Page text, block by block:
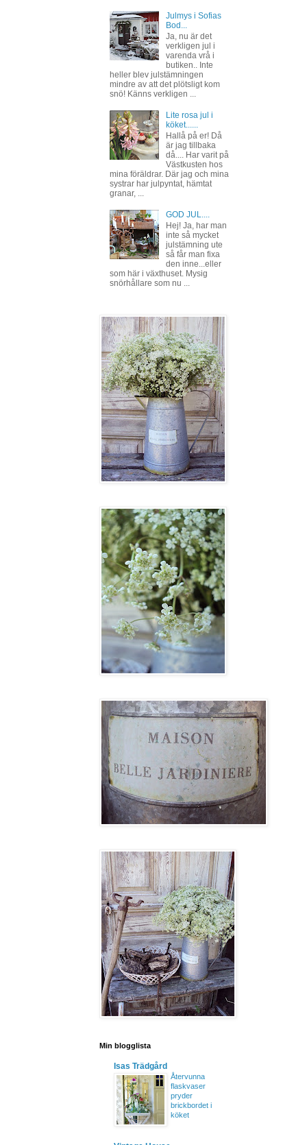
Julmys i Sofias
Bod...
Ja, nu är det
verkligen jul i
varenda vrå i
butiken.. Inte
heller blev julstämningen
mindre av att det plötsligt kom
snö! Känns verkligen ...
Lite rosa jul i
köket......
Hallå på er! Då
är jag tillbaka
då.... Har varit på
Västkusten hos
mina föräldrar. Där jag och mina
systrar har julpyntat, hämtat
granar, ...
GOD JUL....
Hej! Ja, har man
inte så mycket
julstämning ute
så får man fixa
den inne...eller
som här i växthuset. Mysig
snörhållare som nu ...
Min blogglista
Isas Trädgård
Återvunna
flaskvaser
pryder
brickbordet i
köket